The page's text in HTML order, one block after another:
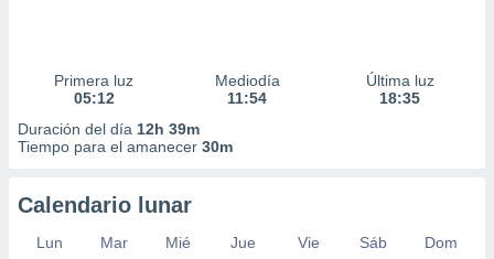
Primera luz
05:12
Mediodía
11:54
Última luz
18:35
Duración del día 12h 39m
Tiempo para el amanecer 30m
Calendario lunar
Lun Mar Mié Jue Vie Sáb
Dom